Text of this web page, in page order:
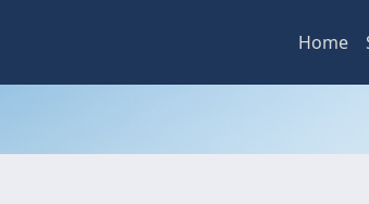
Home